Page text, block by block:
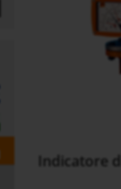
Indicatore